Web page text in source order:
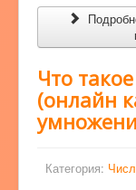
Что
(онлайн
Категория: